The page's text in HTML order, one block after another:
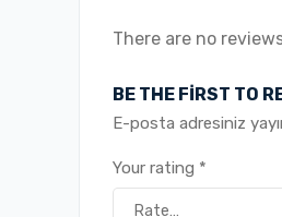
There are no
BE THE FIRST TO
E-posta adresiniz
Your rating *